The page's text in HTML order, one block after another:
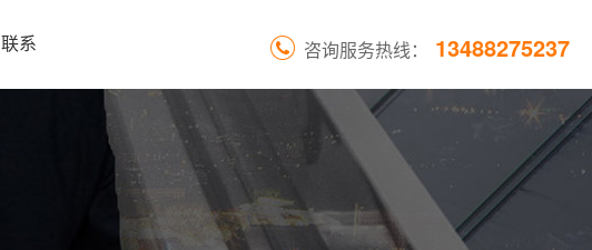
咨询服务热线： 13488275237
联系